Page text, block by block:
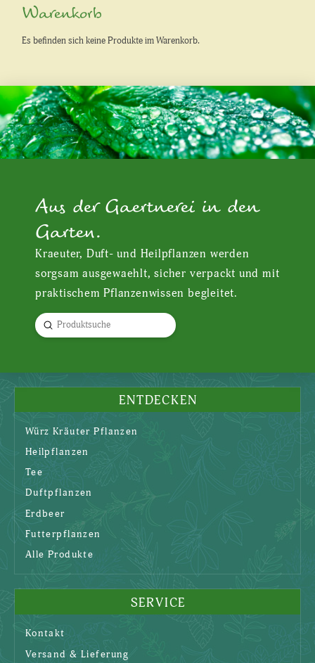
Warenkorb
Es befinden sich keine Produkte im Warenkorb.
Aus der Gaertnerei in den
Garten.
Kraeuter, Duft- und Heilpflanzen werden
sorgsam ausgewaehlt, sicher verpackt und mit
praktischem Pflanzenwissen begleitet.
Search
Submit
ENTDECKEN
Würz Kräuter Pflanzen
Heilpflanzen
Tee
Duftpflanzen
Erdbeer
Futterpflanzen
Alle Produkte
SERVICE
Kontakt
Versand & Lieferung